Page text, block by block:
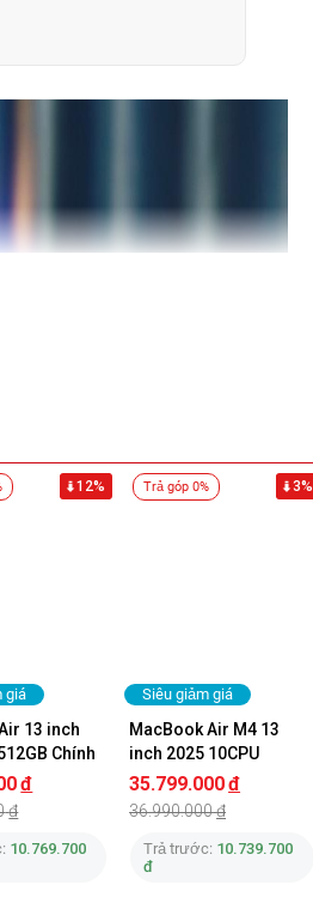
12%
giá
13 inch
Chính
đ
đ
10.769.700
Trả góp 0% 3%
Siêu giảm giá
MacBook Air M4 13
inch 2025 10CPU
10GPU 24GB 512GB
Chính Hãng
35.799.000đ
36.990.000đ
Trả trước: 10.739.700
đ